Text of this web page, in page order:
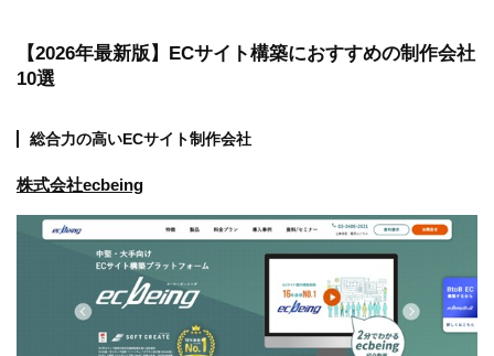
【2026年最新版】ECサイト構築におすすめの制作会社
10選
総合力の高いECサイト制作会社
株式会社ecbeing